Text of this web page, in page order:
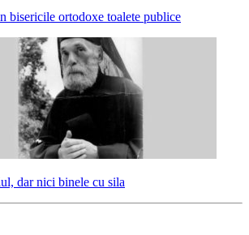
bisericile ortodoxe toalete publice
dar nici binele cu sila